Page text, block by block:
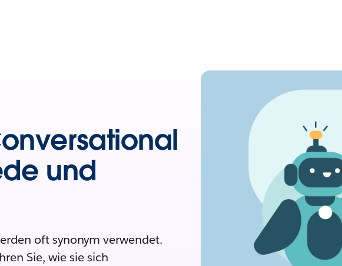
und
oft synonym verwendet.
Sie, wie sie sich